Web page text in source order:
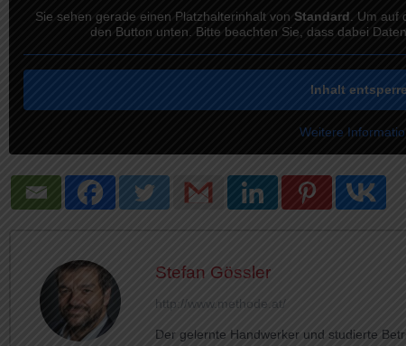
Sie sehen gerade einen Platzhalterinhalt von Standard. Um auf
den Button unten. Bitte beachten Sie, dass dabei
Inhalt
Weitere
Stefan Gössler
http://www.methode.at/
Der gelernte Handwerker und studierte